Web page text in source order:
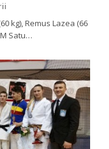
kg), Remus Lazea (66
Satu…